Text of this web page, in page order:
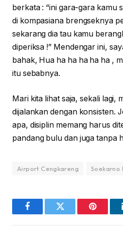
berkata : “ini gara-gara kamu
di kompasiana brengseknya
sekarang dia tau kamu
diperiksa !” Mendengar ini,
bahak, Hua ha ha ha ha ha ,
itu sebabnya.
Mari kita lihat saja, sekali lagi,
dijalankan dengan konsisten.
apa, disiplin memang harus
pandang bulu dan juga tanpa
Airport Cengkareng Soekarno
FacebookTwitter Pinterest